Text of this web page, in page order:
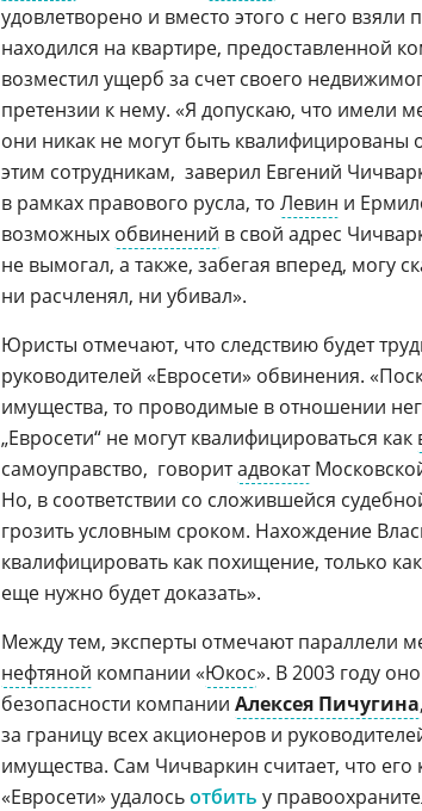
удовлетворено и вместо этого с него
находился на квартире, предоставленной
возместил ущерб за счет своего
претензии к нему. «Я допускаю, что имели
они никак не могут быть
этим сотрудникам,  заверил Евгений
в рамках правового русла, то Левин и
возможных обвинений в свой адрес
не вымогал, а также, забегая вперед, могу
ни расчленял, ни убивал».
Юристы отмечают, что следствию будет
руководителей «Евросети» обвинения.
имущества, то проводимые в отношении
„Евросети“ не могут квалифицироваться как
самоуправство,  говоритадвокат
Но, в соответствии со сложившейся
грозить условным сроком. Нахождение
квалифицировать как похищение, только
еще нужно будет доказать».
Между тем, эксперты отмечают параллели
нефтяной компании «Юкос». В 2003 году
безопасности компании Алексея Пичугина
за границу всех акционеров и
имущества. Сам Чичваркин считает, что
«Евросети» удалосьотбить у